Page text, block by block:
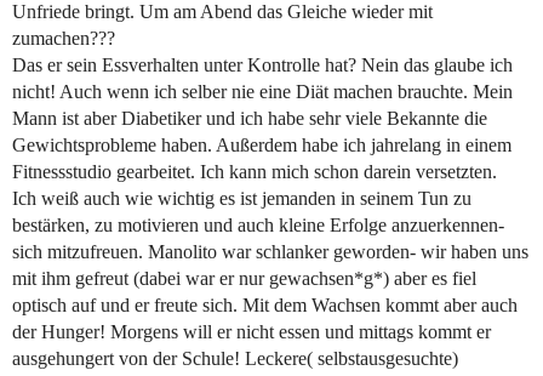
Unfriede bringt. Um am Abend das Gleiche wieder mit
zumachen???
Das er sein Essverhalten unter Kontrolle hat? Nein das glaube ich
nicht! Auch wenn ich selber nie eine Diät machen brauchte. Mein
Mann ist aber Diabetiker und ich habe sehr viele Bekannte die
Gewichtsprobleme haben. Außerdem habe ich jahrelang in einem
Fitnessstudio gearbeitet. Ich kann mich schon darein versetzten.
Ich weiß auch wie wichtig es ist jemanden in seinem Tun zu
bestärken, zu motivieren und auch kleine Erfolge anzuerkennen-
sich mitzufreuen. Manolito war schlanker geworden- wir haben uns
mit ihm gefreut (dabei war er nur gewachsen*g*) aber es fiel
optisch auf und er freute sich. Mit dem Wachsen kommt aber auch
der Hunger! Morgens will er nicht essen und mittags kommt er
ausgehungert von der Schule! Leckere( selbstausgesuchte)